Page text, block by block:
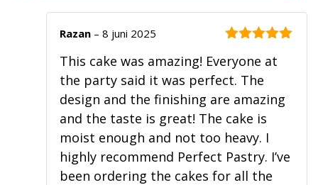
Razan – 8 juni 2025
This cake was amazing! Everyone at
the party said it was perfect. The
design and the finishing are amazing
and the taste is great! The cake is
moist enough and not too heavy. I
highly recommend Perfect Pastry. I’ve
been ordering the cakes for all the